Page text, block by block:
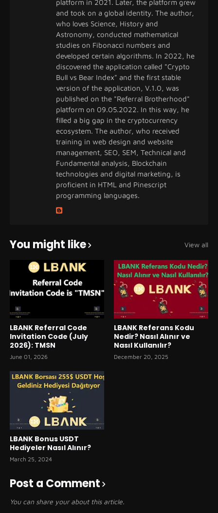
platform in 2021. Later, the platform grew
and took on a global identity. The author,
who loves Science, History and
Astronomy, conducted mathematical
studies on Fibonacci numbers and
developed certain algorithms. In 2022, he
discovered the application called "Crypto
Bull vs Bear Index" and the first stable
version of the application, V.1.0, was
published on the "Referral Brotherhood"
platform on 09.05.2022. In this way, he
filled a big gap in the cryptocurrency
ecosystem. The author, who received
training in web design and website
management, SEO, SEM, Technical and
Fundamental analysis, Blockchain
technologies and digital marketing, is
proficient in HTML and Pinescript
programming languages.
You might like View all
LBANK Referral Code
Invitation Code (July
2026): TMSN
June 01, 2026
LBANK Referans Kodu
Nedir? Nasıl Alınır ve
Nasıl Kullanılır?
December 20, 2025
LBANK Bonus USDT
Hediyeler Nasıl Alınır?
March 25, 2024
Post a Comment
You can share your about this article.